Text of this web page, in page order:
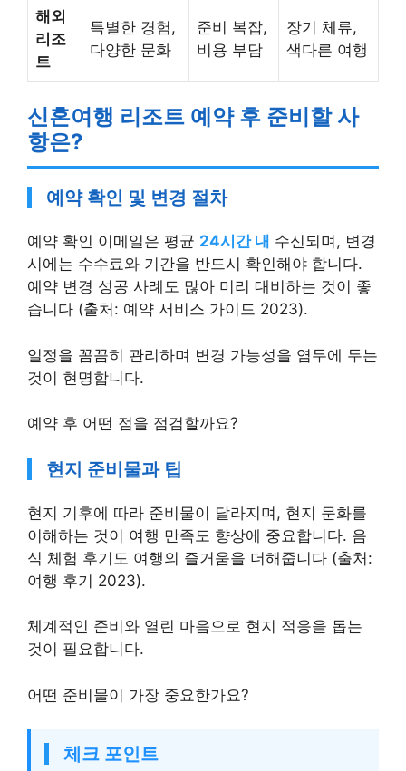
해외
리조
트
특별한 경험,
다양한 문화
준비 복잡,
비용 부담
장기 체류,
색다른 여행
신혼여행 리조트 예약 후 준비할 사
항은?
예약 확인 및 변경 절차
예약 확인 이메일은 평균 24시간 내 수신되며, 변경
시에는 수수료와 기간을 반드시 확인해야 합니다.
예약 변경 성공 사례도 많아 미리 대비하는 것이 좋
습니다 (출처: 예약 서비스 가이드 2023).
일정을 꼼꼼히 관리하며 변경 가능성을 염두에 두는
것이 현명합니다.
예약 후 어떤 점을 점검할까요?
현지 준비물과 팁
현지 기후에 따라 준비물이 달라지며, 현지 문화를
이해하는 것이 여행 만족도 향상에 중요합니다. 음
식 체험 후기도 여행의 즐거움을 더해줍니다 (출처:
여행 후기 2023).
체계적인 준비와 열린 마음으로 현지 적응을 돕는
것이 필요합니다.
어떤 준비물이 가장 중요한가요?
체크 포인트